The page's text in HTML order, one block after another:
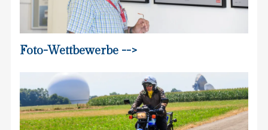
Foto-Wettbewerbe -->